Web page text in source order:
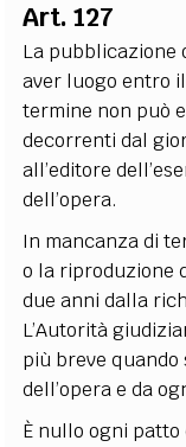
Art. 127
La pubblicazione
aver luogo entro
termine non può
decorrenti dal
all’editore
dell’opera.
In mancanza di
o la riproduzione
due anni dalla
L’Autorità
più breve
dell’opera e da
È nullo ogni